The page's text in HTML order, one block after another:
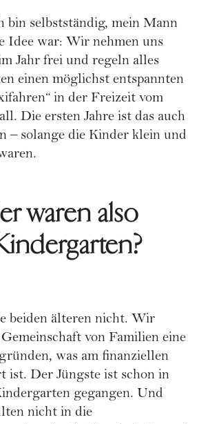
selbstständig, mein Mann
Idee war: Wir nehmen uns
Jahr frei und regeln alles
einen möglichst entspannten
in der Freizeit vom
Die ersten Jahre ist das auch
– solange die Kinder klein und
waren also
beiden älteren nicht. Wir
von Familien eine
was am finanziellen
ist. Der Jüngste ist schon in
gegangen. Und
nicht in die